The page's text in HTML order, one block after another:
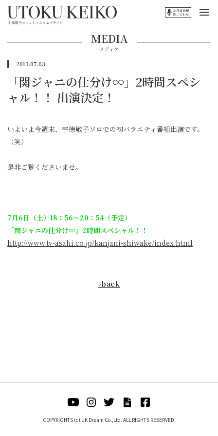
MEDIA
メディア
2013.07.03
「関ジャニの仕分け∞」2時間スペシ
ャル！！ 出演決定！
いよいよ今週末、宇徳敬子ソロでの初バラエティ番組出演です。
（笑）
是非ご覧くださいませ。
7月6日（土）18：56～20：54（予定）
「関ジャニの仕分け∞」2時間スペシャル！！
http://www.tv-asahi.co.jp/kanjani-shiwake/index.html
>back
COPYRIGHTS (c) UK Dream Co.,Ltd. ALL RIGHTS RESERVED.